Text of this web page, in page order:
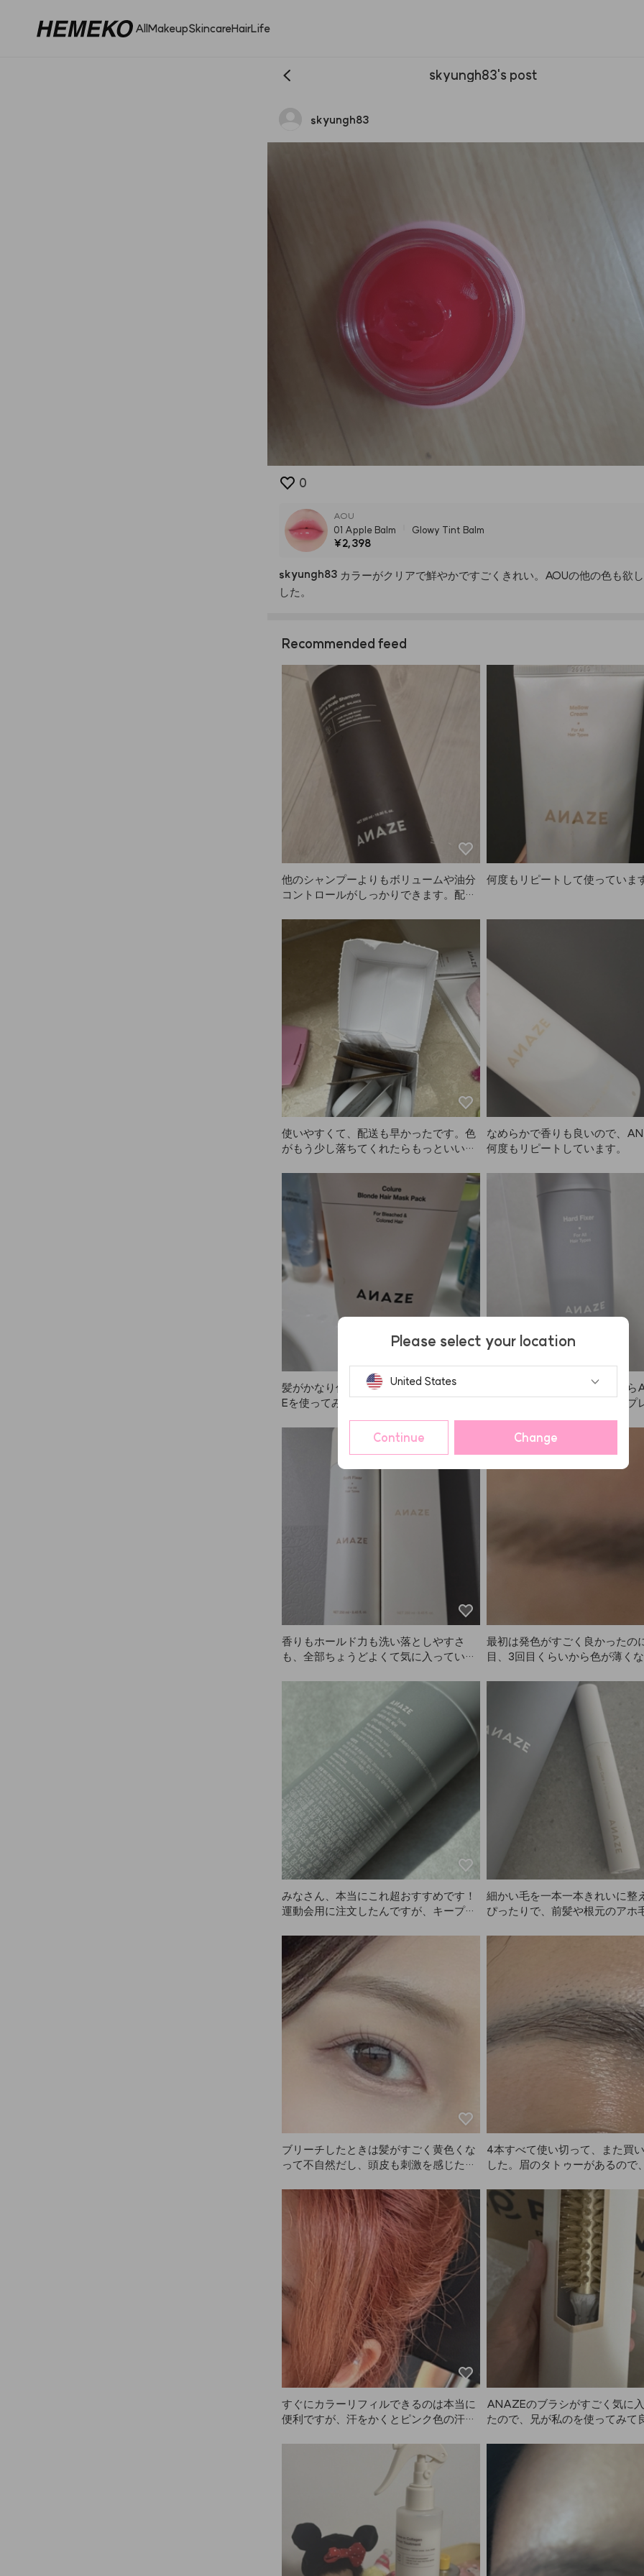
AllMakeupSkincareHairLife
skyungh83's post
skyungh83
0
AOU
01 Apple Balm Glowy Tint Balm
¥2,398
skyungh83 カラーがクリアで鮮やかですごくきれい。AOUの他の色も欲
した。
Recommended feed
他のシャンプーよりもボリュームや油分
コントロールがしっかりできます。配送
何度もリピートして使っていま
使いやすくて、配送も早かったです。色
がもう少し落ちてくれたらもっといいの
なめらかで香りも良いので、
何度もリピートしています。
髪がかなり傷んでいたのですが、ANAZ
Eを使ってみてとても満足しています。
母にも買ってあげました。縮毛矯正やカ
ラーでゴワゴワだった髪が落ち着いてき
ヘアスタイルをキープするな
が一番です。ただ、適量をスプ
のがポイント。やりすぎると白
ったり、髪が重たく見えること
で注意です。😭
香りもホールド力も洗い落としやすさ
も、全部ちょうどよくて気に入っていま
最初は発色がすごく良かったの
目、3回目くらいから色が薄く
毛だと微妙な違いなので、リピ
みなさん、本当にこれ超おすすめです！
運動会用に注文したんですが、キープ力
ずっと風が強かったのに、フィクサーの
おかげで髪型がなんとか持ちこたえまし
た。フィクサーなので多少ベタつきは避
けられないですが、できるだけ遠くから
スプレーするのがおすすめです！遠くか
らスプレーするとほとんど目立たず、す
ごく良かったです。香りもとても良く
て、本当に大満足です。ソフトフィクサ
ーも使ったことがありますが、ハードタ
イプは大事なイベントやパフォーマンス
の時にぜひ使ってほしいです！いろいろ
プ力、香り、持続力、全部ANAZEが一
番だと思います。笑
細かい毛を一本一本きれいに整
ぴったりで、前髪や根元のアホ
すぎると髪が少しベタついて見
運びやすくて、外出先でもサッ
便利。とにかく他の製品より
おすすめです✌️
ブリーチしたときは髪がすごく黄色くな
って不自然だし、頭皮も刺激を感じたん
でめっちゃ可愛く染まりました😭ANAZ
Eを一度使ったら他のはもう使えないっ
てくらい気に入ってます、笑。染めた後
もただ黄色っぽく抜けるんじゃなくて、
アッシュ系に色落ちしてすごく満足で
す。放置時間によって明るさが変わるけ
ど、長く置いてもただ黄色くなるんじゃ
なくて明るいアッシュになるのが嬉しい
です。4セット入りなので4回使えるし、
1つの量も多くて2人でも十分使えそうで
す。ANAZEの商品はどれも満足して
て、絶対リピートします！
4本すべて使い切って、また買
した。眉のタトゥーがあるので
すぐにカラーリフィルできるのは本当に
便利ですが、汗をかくとピンク色の汗が
ANAZEのブラシがすごく気に
たので、兄が私のを使ってみて
われました！男性用のサイズで
あげました。ありがとうござい
Please select your location
United States
Continue Change